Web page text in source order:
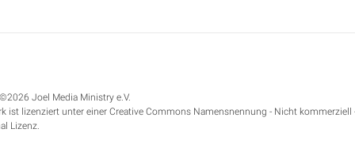
sandte Jehukal, den Sohn Schelemjas, und den Priester
"Bete doch für uns zum Herrn, unserem Gott."
Joel Media Ministry e.V.
ist lizenziert unter einer Creative Commons Namensnennung - Nicht kommerziell
Lizenz.